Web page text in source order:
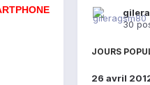
30
JOURS
26 avril